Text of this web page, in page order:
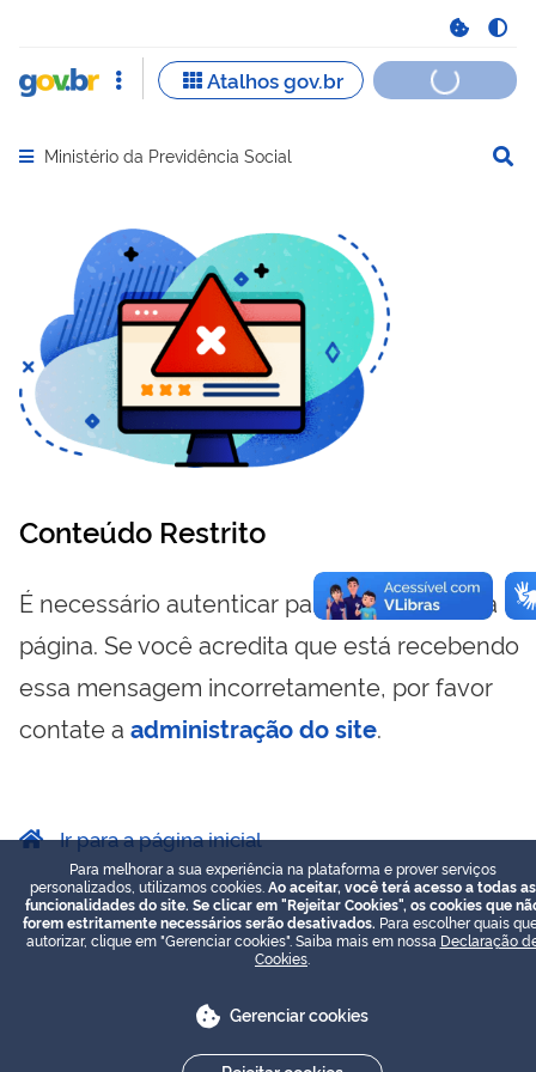
Abrir menu principal de navegação
Ministério da Previdência Social
Conteúdo Restrito
É necessário autenticar para visualizar essa
página. Se você acredita que está recebendo
essa mensagem incorretamente, por favor
contate a administração do site.
Ir para a página inicial
Para melhorar a sua experiência na plataforma e prover serviços
personalizados, utilizamos cookies. Ao aceitar, você terá acesso a todas as
funcionalidades do site. Se clicar em "Rejeitar Cookies", os cookies que
forem estritamente necessários serão desativados. Para escolher quais
autorizar, clique em "Gerenciar cookies". Saiba mais em nossa Declaração
Cookies
Gerenciar cookies